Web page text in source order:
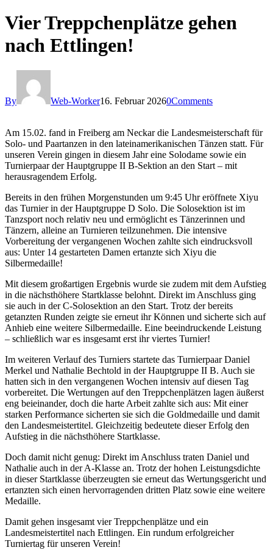
Vier Treppchenplätze gehen
nach Ettlingen!
By Web-Worker16. Februar 20260Comments
Am 15.02. fand in Freiberg am Neckar die Landesmeisterschaft für
Solo- und Paartanzen in den lateinamerikanischen Tänzen statt. Für
unseren Verein gingen in diesem Jahr eine Solodame sowie ein
Turnierpaar der Hauptgruppe II B-Sektion an den Start – mit
herausragendem Erfolg.
Bereits in den frühen Morgenstunden um 9:45 Uhr eröffnete Xiyu
das Turnier in der Hauptgruppe D Solo. Die Solosektion ist im
Tanzsport noch relativ neu und ermöglicht es Tänzerinnen und
Tänzern, alleine an Turnieren teilzunehmen. Die intensive
Vorbereitung der vergangenen Wochen zahlte sich eindrucksvoll
aus: Unter 14 gestarteten Damen ertanzte sich Xiyu die
Silbermedaille!
Mit diesem großartigen Ergebnis wurde sie zudem mit dem Aufstieg
in die nächsthöhere Startklasse belohnt. Direkt im Anschluss ging
sie auch in der C-Solosektion an den Start. Trotz der bereits
getanzten Runden zeigte sie erneut ihr Können und sicherte sich auf
Anhieb eine weitere Silbermedaille. Eine beeindruckende Leistung
– schließlich war es insgesamt erst ihr viertes Turnier!
Im weiteren Verlauf des Turniers startete das Turnierpaar Daniel
Merkel und Nathalie Bechtold in der Hauptgruppe II B. Auch sie
hatten sich in den vergangenen Wochen intensiv auf diesen Tag
vorbereitet. Die Wertungen auf den Treppchenplätzen lagen äußerst
eng beieinander, doch die harte Arbeit zahlte sich aus: Mit einer
starken Performance sicherten sie sich die Goldmedaille und damit
den Landesmeistertitel. Gleichzeitig bedeutete dieser Erfolg den
Aufstieg in die nächsthöhere Startklasse.
Doch damit nicht genug: Direkt im Anschluss traten Daniel und
Nathalie auch in der A-Klasse an. Trotz der hohen Leistungsdichte
in dieser Startklasse überzeugten sie erneut das Wertungsgericht und
ertanzten sich einen hervorragenden dritten Platz sowie eine weitere
Medaille.
Damit gehen insgesamt vier Treppchenplätze und ein
Landesmeistertitel nach Ettlingen. Ein rundum erfolgreicher
Turniertag für unseren Verein!